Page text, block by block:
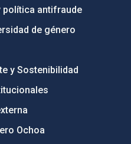
política antifraude
de género
y Sostenibilidad
Ochoa